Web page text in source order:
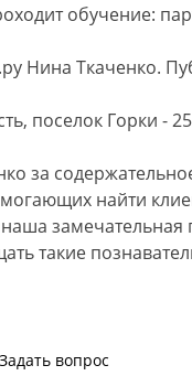
обучение:
Нина Ткаченко.
поселок Горки -
за
найти
замечательная
такие
Задать вопрос